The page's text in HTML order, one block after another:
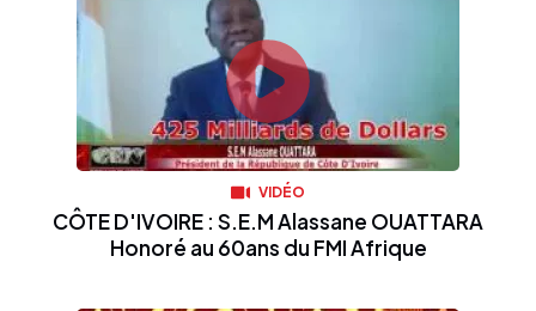
VIDÉO
CÔTE D'IVOIRE : S.E.M Alassane OUATTARA
Honoré au 60ans du FMI Afrique